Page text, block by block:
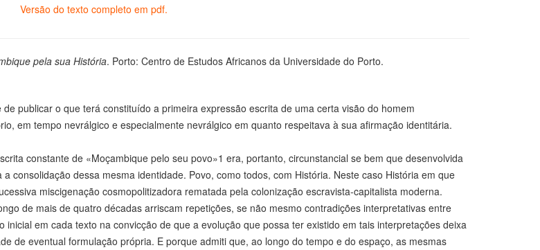
Versão do texto completo em pdf.
pela sua História. Porto: Centro de Estudos Africanos da Universidade do Porto.
publicar o que terá constituído a primeira expressão escrita de uma certa visão do homem
em tempo nevrálgico e especialmente nevrálgico em quanto respeitava à sua afirmação identitária.
constante de «Moçambique pelo seu povo»1 era, portanto, circunstancial se bem que desenvolvida
consolidação dessa mesma identidade. Povo, como todos, com História. Neste caso História em que
miscigenação cosmopolitizadora rematada pela colonização escravista-capitalista moderna.
de mais de quatro décadas arriscam repetições, se não mesmo contradições interpretativas entre
inicial em cada texto na convicção de que a evolução que possa ter existido em tais interpretações deixa
de eventual formulação própria. E porque admiti que, ao longo do tempo e do espaço, as mesmas